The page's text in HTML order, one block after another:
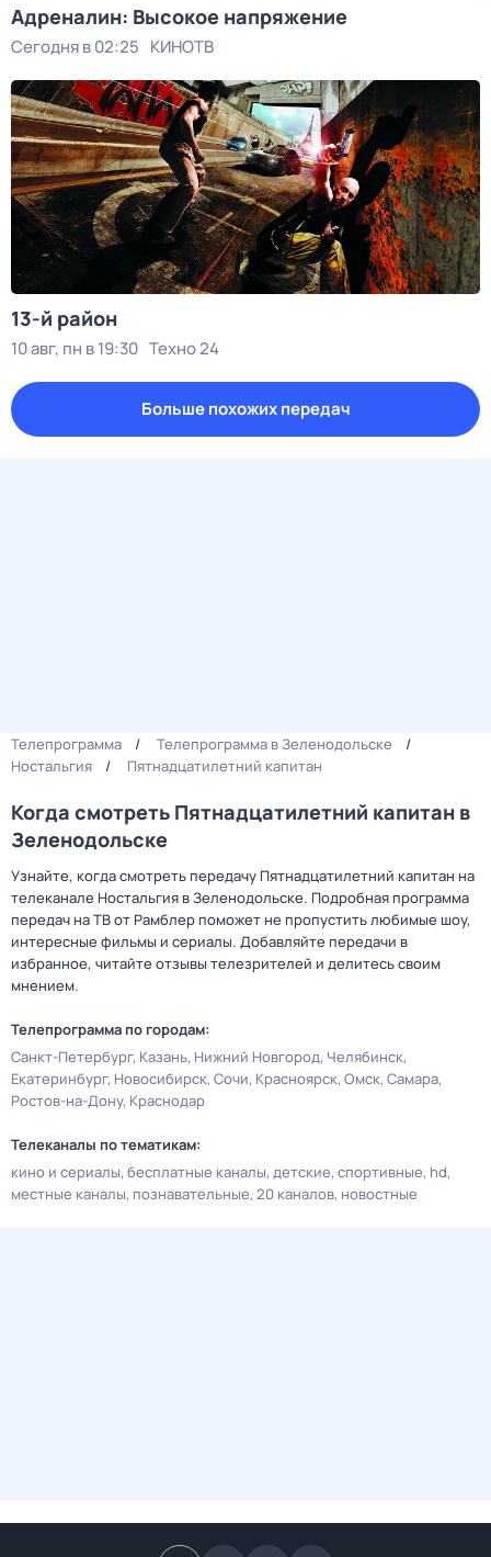
Адреналин: Высокое напряжение
Сегодня в 02:25 КИНОТВ
13-й район
10 авг, пн в 19:30 Техно 24
Больше похожих передач
Телепрограмма
Телепрограмма в Зеленодольске
Ностальгия
Пятнадцатилетний капитан
Когда смотреть Пятнадцатилетний капитан в
Зеленодольске
Узнайте, когда смотреть передачу Пятнадцатилетний капитан на
телеканале Ностальгия в Зеленодольске. Подробная программа
передач на ТВ от Рамблер поможет не пропустить любимые шоу,
интересные фильмы и сериалы. Добавляйте передачи в
избранное, читайте отзывы телезрителей и делитесь своим
мнением.
Телепрограмма по городам:
Санкт-Петербург Казань Нижний Новгород Челябинск
Екатеринбург Новосибирск Сочи Красноярск Омск Самара
Ростов-на-Дону Краснодар
Телеканалы по тематикам:
кино и сериалы бесплатные каналы детские спортивные hd
местные каналы познавательные 20 каналов новостные